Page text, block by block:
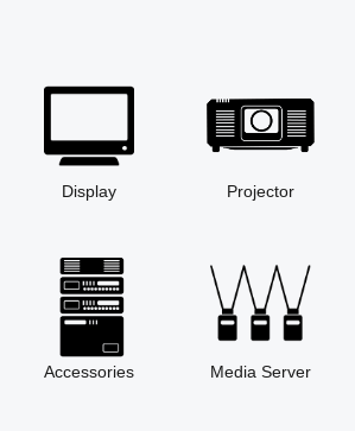
Display Projector
Accessories Media Server